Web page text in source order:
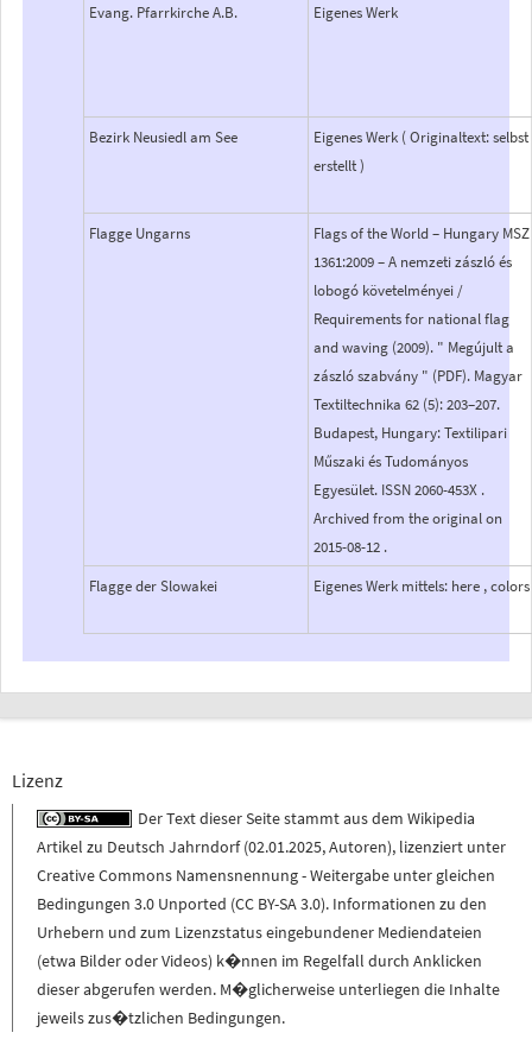
Evang. Pfarrkirche A.B. Eigenes Werk
Bezirk Neusiedl am See
Eigenes Werk ( Originaltext: selbst
erstellt )
Flagge Ungarns
Flags of the World – Hungary MSZ
1361:2009 – A nemzeti zászló és
lobogó követelményei /
Requirements for national flag
and waving (2009). " Megújult a
zászló szabvány " (PDF). Magyar
Textiltechnika 62 (5): 203–207.
Budapest, Hungary: Textilipari
Műszaki és Tudományos
Egyesület. ISSN 2060-453X .
Archived from the original on
2015-08-12 .
Flagge der Slowakei Eigenes Werk mittels: here , colors
Lizenz
Der Text dieser Seite stammt aus dem Wikipedia
Artikel zu Deutsch Jahrndorf(02.01.2025,Autoren), lizenziert unter
Creative Commons Namensnennung - Weitergabe unter gleichen
Bedingungen 3.0 Unported (CC BY-SA 3.0). Informationen zu den
Urhebern und zum Lizenzstatus eingebundener Mediendateien
(etwa Bilder oder Videos) k�nnen im Regelfall durch Anklicken
dieser abgerufen werden. M�glicherweise unterliegen die Inhalte
jeweils zus�tzlichen Bedingungen.